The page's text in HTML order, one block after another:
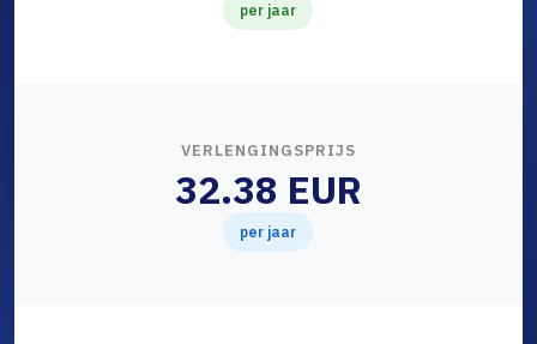
per jaar
VERLENGINGSPRIJS
32.38 EUR
per jaar